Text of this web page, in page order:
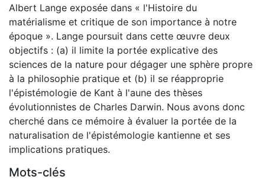
Albert Lange exposée dans « l'Histoire du
matérialisme et critique de son importance à notre
époque ». Lange poursuit dans cette œuvre deux
objectifs : (a) il limite la portée explicative des
sciences de la nature pour dégager une sphère propre
à la philosophie pratique et (b) il se réapproprie
l'épistémologie de Kant à l'aune des thèses
évolutionnistes de Charles Darwin. Nous avons donc
cherché dans ce mémoire à évaluer la portée de la
naturalisation de l'épistémologie kantienne et ses
implications pratiques.
Mots-clés